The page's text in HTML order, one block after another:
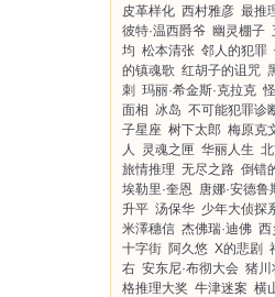
皮革样化 西村雅彦 最推
彼特·温西爵爷 幽灵棚子
均 松本清张 邻人的犯罪
的镇魂歌 红胡子的诅咒
刺 玛丽·希金斯·克拉克
面相 冰岛 不可能犯罪诊
子星座 树下太郎 梅原克
人
灵魂之匣 华丽人生
旅情推理 无尽之路 倒错
埃勒里·奎恩 唐娜·安德鲁
升平 汤保华 少年大侦探
米澤穗信 杰佛瑞·迪佛 西
十字街 阿久悠 X的悲剧
右 安东尼·布彻大会 猪川
格推理大奖 牛津迷案 横